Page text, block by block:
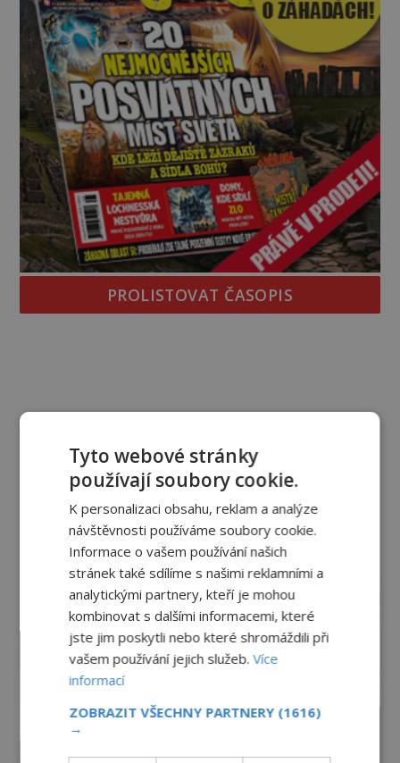
PROLISTOVAT ČASOPIS
reklama
Tyto webové stránky
používají soubory cookie.
K personalizaci obsahu, reklam a analýze
návštěvnosti používáme soubory cookie.
Informace o vašem používání našich
stránek také sdílíme s našimi reklamními a
analytickými partnery, kteří je mohou
kombinovat s dalšími informacemi, které
jste jim poskytli nebo které shromáždili při
vašem používání jejich služeb.Více
informací
ZOBRAZIT VŠECHNY PARTNERY (1616)
→